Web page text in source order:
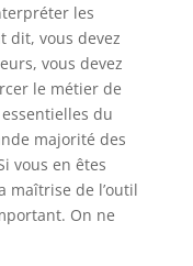
les
dit, vous devez
vous devez
le métier de
essentielles du
majorité des
vous en êtes
maîtrise de l’outil
On ne